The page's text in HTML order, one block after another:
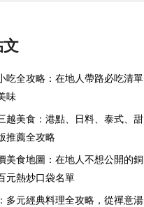
文
吃全攻略：在地人帶路必吃清單
味
越美食：港點、日料、泰式、甜
推薦全攻略
美食地圖：在地人不想公開的銅
元熱炒口袋名單
多元經典料理全攻略，從禪意湯